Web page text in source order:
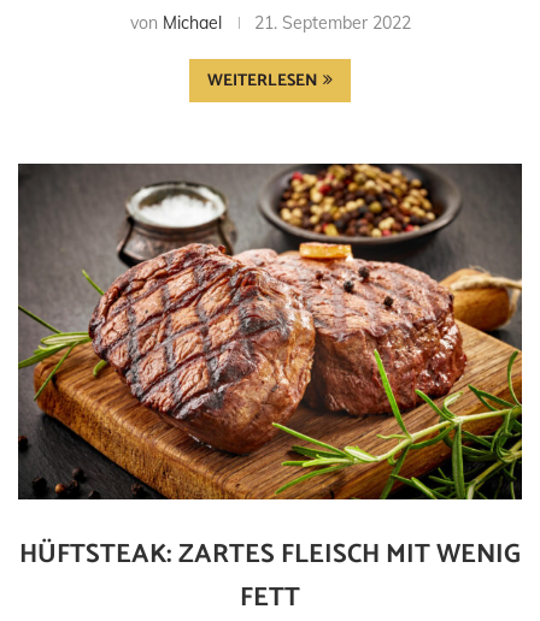
von Michael 21. September 2022
WEITERLESEN
HÜFTSTEAK: ZARTES FLEISCH MIT WENIG
FETT